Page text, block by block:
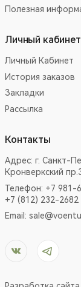
Полезная
Личный кабинет
Личный Кабинет
История заказов
Закладки
Рассылка
Контакты
Адрес: г. Санкт-
Кронверкский
Телефон: +7 981-
+7 (812) 232-2682
Email: